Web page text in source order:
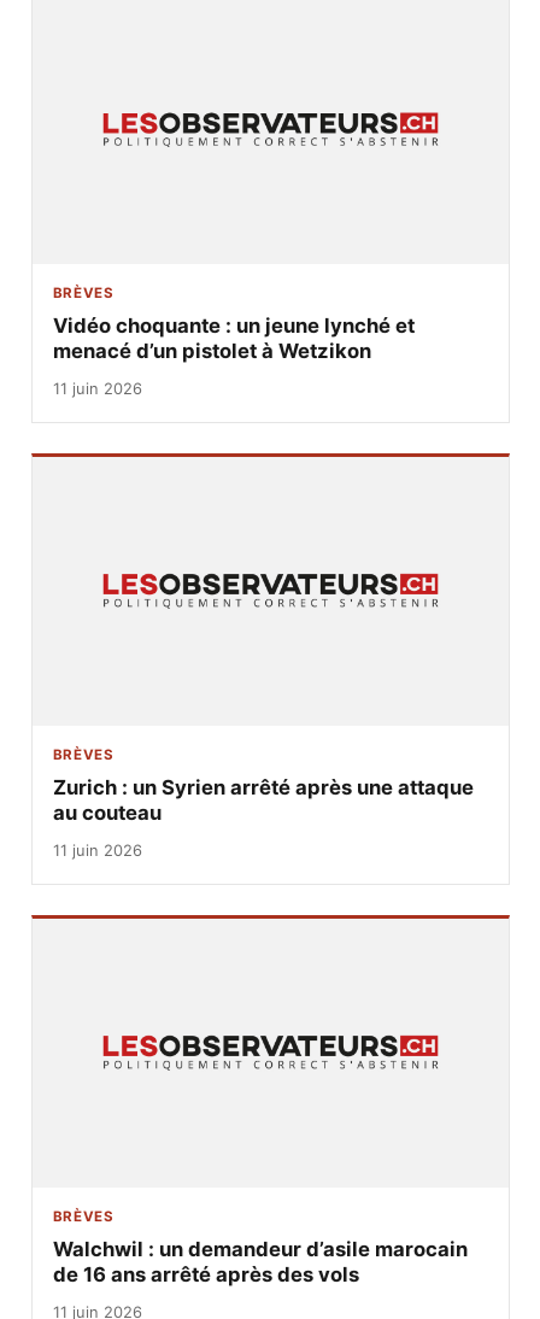
BRÈVES
Vidéo choquante : un jeune lynché et
menacé d’un pistolet à Wetzikon
11 juin 2026
BRÈVES
Zurich : un Syrien arrêté après une attaque
au couteau
11 juin 2026
BRÈVES
Walchwil : un demandeur d’asile marocain
de 16 ans arrêté après des vols
11 juin 2026